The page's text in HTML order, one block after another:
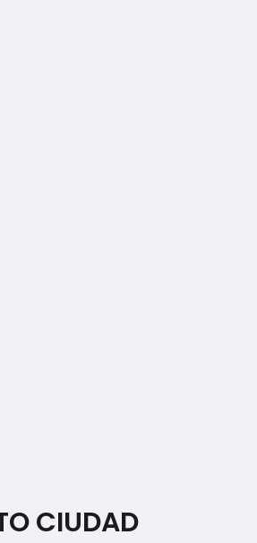
CIUDAD